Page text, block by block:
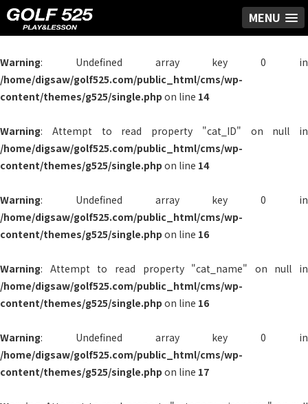
MENU
Warning: Undefined array key 0 in
/home/digsaw/golf525.com/public_html/cms/wp-
content/themes/g525/single.php on line 14
Warning: Attempt to read property "cat_ID" on null in
/home/digsaw/golf525.com/public_html/cms/wp-
content/themes/g525/single.php on line 14
Warning: Undefined array key 0 in
/home/digsaw/golf525.com/public_html/cms/wp-
content/themes/g525/single.php on line 16
Warning: Attempt to read property "cat_name" on null in
/home/digsaw/golf525.com/public_html/cms/wp-
content/themes/g525/single.php on line 16
Warning: Undefined array key 0 in
/home/digsaw/golf525.com/public_html/cms/wp-
content/themes/g525/single.php on line 17